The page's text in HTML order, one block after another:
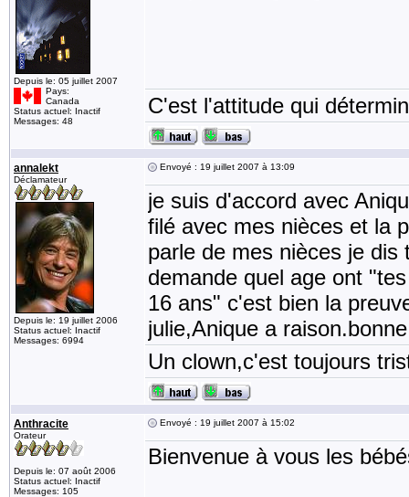
Depuis le: 05 juillet 2007
Pays:
Canada
Status actuel: Inactif
Messages: 48
C'est l'attitude qui
annalekt
Déclamateur
Depuis le: 19 juillet 2006
Status actuel: Inactif
Messages: 6994
Envoyé : 19 juillet 2007 à 13:09
je suis d'accord avec
filé avec mes nièces et la
parle de mes nièces je
demande quel age ont
16 ans" c'est bien la
julie,Anique a
Un clown,c'est toujours
Anthracite
Orateur
Depuis le: 07 août 2006
Status actuel: Inactif
Messages: 105
Envoyé : 19 juillet 2007 à 15:02
Bienvenue à vous les